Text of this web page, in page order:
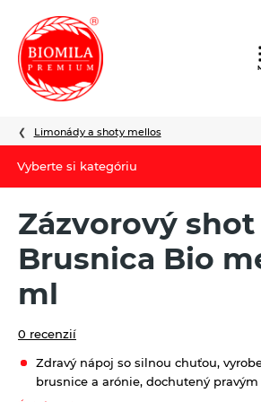
výroba
a
nielen
Vyberte si kategóriu
Letný Biomilatip 18% zľava
Novinky
Limonády a shoty mellos
Zázvorový shot
Brusnica Bio
ml
0 recenzií
Zdravý nápoj so silnou chuťou,
brusnice a arónie, dochutený